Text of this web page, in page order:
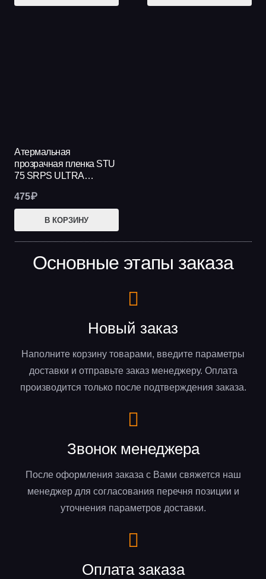
Атермальная
прозрачная пленка STU
75 SRPS ULTRA…
475₽
В КОРЗИНУ
Основные этапы заказа
Новый заказ
Наполните корзину товарами, введите параметры
доставки и отправьте заказ менеджеру. Оплата
производится только после подтверждения заказа.
Звонок менеджера
После оформления заказа с Вами свяжется наш
менеджер для согласования перечня позиции и
уточнения параметров доставки.
Оплата заказа